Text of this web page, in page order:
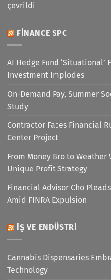
çevrildi
FINANCE SPC
AI Hedge Fund ‘Situational’
Investment Implodes
On-Demand Pay, Summer
Study
Contractor Faces Financial
Center Project
From Money Bro to Weather
Unique Profit Strategy
Financial Advisor Cho
Amid FINRA Expulsion
İŞ VE ENDÜSTRI
Cannabis Dispensaries
Technology